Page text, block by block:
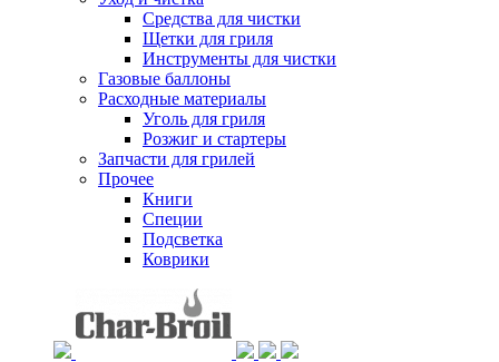
Средства для чистки
Щетки для гриля
Инструменты для чистки
Газовые баллоны
Расходные материалы
Уголь для гриля
Розжиг и стартеры
Запчасти для грилей
Прочее
Книги
Специи
Подсветка
Коврики